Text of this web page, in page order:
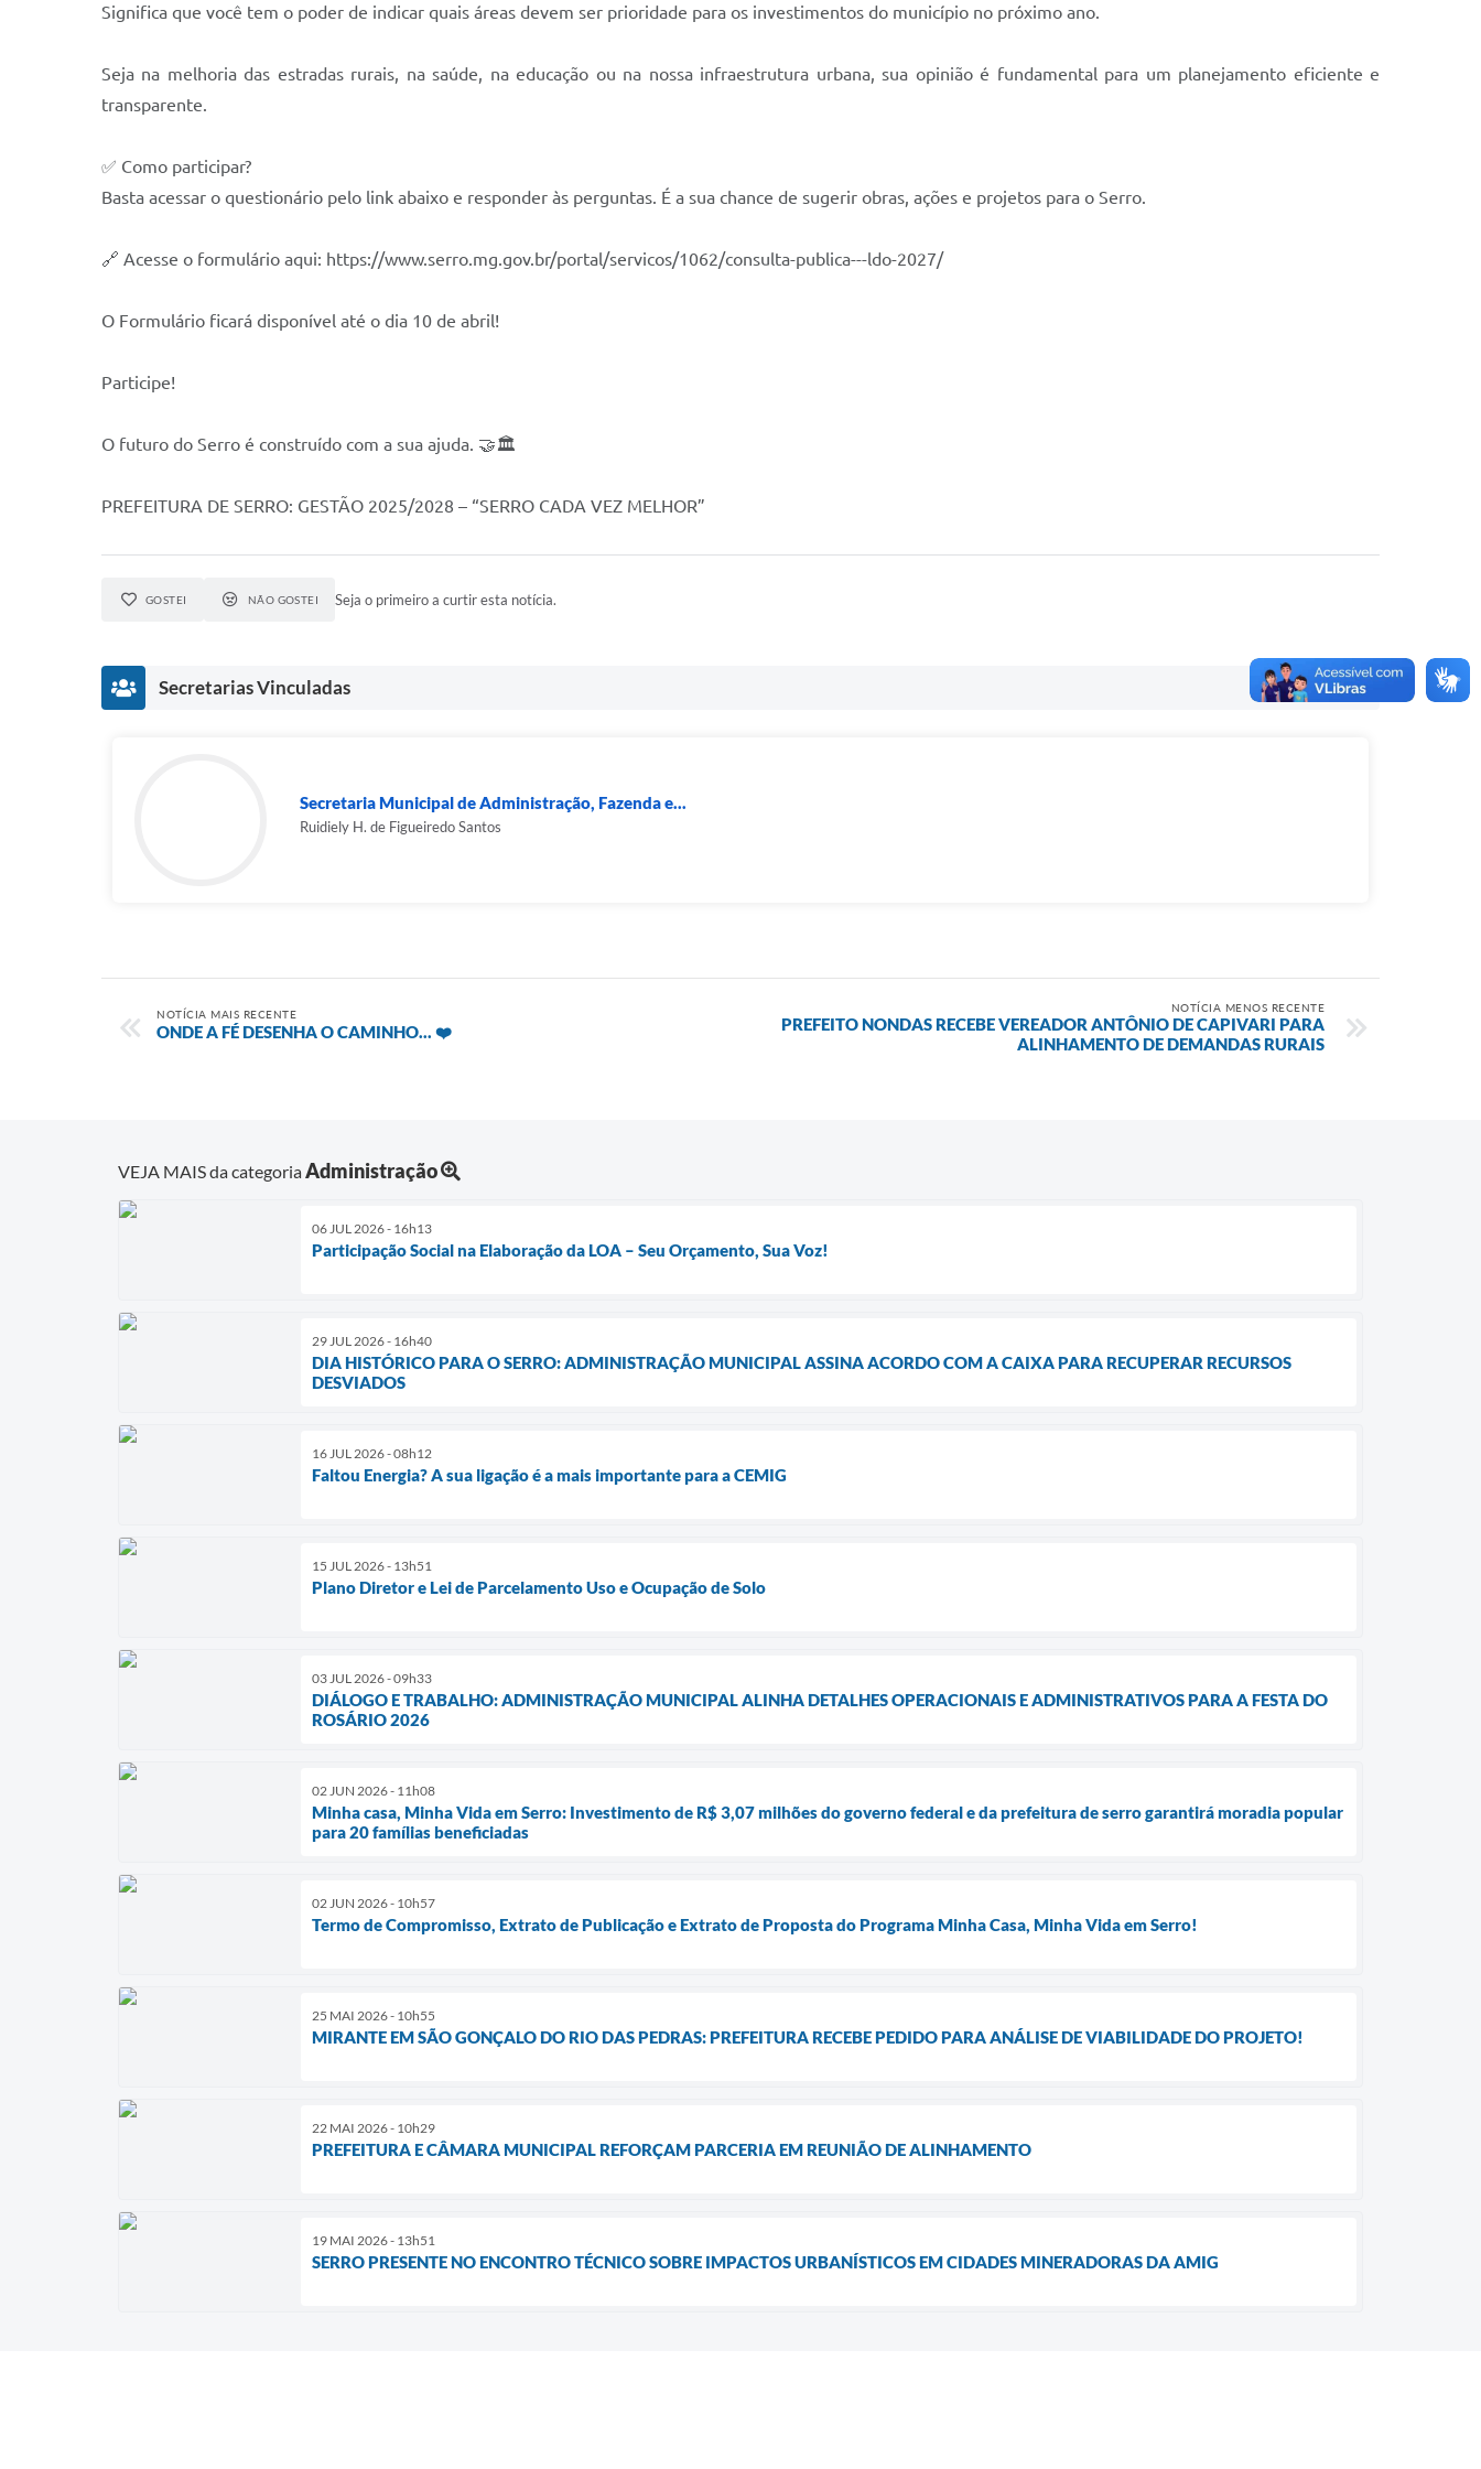
Significa que você tem o poder de indicar quais áreas devem ser prioridade para os investimentos do município no próximo ano.
Seja na melhoria das estradas rurais, na saúde, na educação ou na nossa infraestrutura urbana, sua opinião é fundamental para um planejamento eficiente e
transparente.
✅ Como participar?
Basta acessar o questionário pelo link abaixo e responder às perguntas. É a sua chance de sugerir obras, ações e projetos para o Serro.
🔗 Acesse o formulário aqui: https://www.serro.mg.gov.br/portal/servicos/1062/consulta-publica---ldo-2027/
O Formulário ficará disponível até o dia 10 de abril!
Participe!
O futuro do Serro é construído com a sua ajuda. 🤝🏛️
PREFEITURA DE SERRO: GESTÃO 2025/2028 – “SERRO CADA VEZ MELHOR”
GOSTEI NÃO GOSTEI Seja o primeiro a curtir esta notícia.
Secretarias Vinculadas
Secretaria Municipal de Administração, Fazenda e...
Ruidiely H. de Figueiredo Santos
NOTÍCIA MAIS RECENTE
ONDE A FÉ DESENHA O CAMINHO... ❤️
NOTÍCIA MENOS RECENTE
PREFEITO NONDAS RECEBE VEREADOR ANTÔNIO DE CAPIVARI PARA
ALINHAMENTO DE DEMANDAS RURAIS
VEJA MAIS da categoriaAdministração
06 JUL 2026 - 16h13
Participação Social na Elaboração da LOA – Seu Orçamento, Sua Voz!
29 JUL 2026 - 16h40
DIA HISTÓRICO PARA O SERRO: ADMINISTRAÇÃO MUNICIPAL ASSINA ACORDO COM A CAIXA PARA RECUPERAR RECURSOS
DESVIADOS
16 JUL 2026 - 08h12
Faltou Energia? A sua ligação é a mais importante para a CEMIG
15 JUL 2026 - 13h51
Plano Diretor e Lei de Parcelamento Uso e Ocupação de Solo
03 JUL 2026 - 09h33
DIÁLOGO E TRABALHO: ADMINISTRAÇÃO MUNICIPAL ALINHA DETALHES OPERACIONAIS E ADMINISTRATIVOS PARA A FESTA DO
ROSÁRIO 2026
02 JUN 2026 - 11h08
Minha casa, Minha Vida em Serro: Investimento de R$ 3,07 milhões do governo federal e da prefeitura de serro garantirá moradia popular
para 20 famílias beneficiadas
02 JUN 2026 - 10h57
Termo de Compromisso, Extrato de Publicação e Extrato de Proposta do Programa Minha Casa, Minha Vida em Serro!
25 MAI 2026 - 10h55
MIRANTE EM SÃO GONÇALO DO RIO DAS PEDRAS: PREFEITURA RECEBE PEDIDO PARA ANÁLISE DE VIABILIDADE DO PROJETO!
22 MAI 2026 - 10h29
PREFEITURA E CÂMARA MUNICIPAL REFORÇAM PARCERIA EM REUNIÃO DE ALINHAMENTO
19 MAI 2026 - 13h51
SERRO PRESENTE NO ENCONTRO TÉCNICO SOBRE IMPACTOS URBANÍSTICOS EM CIDADES MINERADORAS DA AMIG